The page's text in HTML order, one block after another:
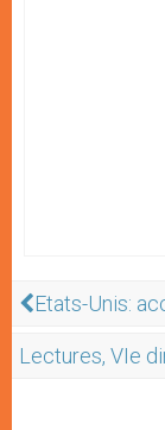
Etats-Unis:
Lectures, VIe